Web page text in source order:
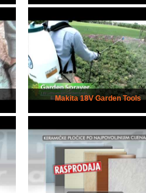
Makita 18V Garden Tools